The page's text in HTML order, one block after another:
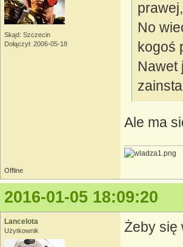
Skąd: Szczecin
Dołączył: 2006-05-18
No
kogoś
Nawet
Ale ma
Offline
2016-01-05 18:09:20
Lancelota
Użytkownik Żeby się